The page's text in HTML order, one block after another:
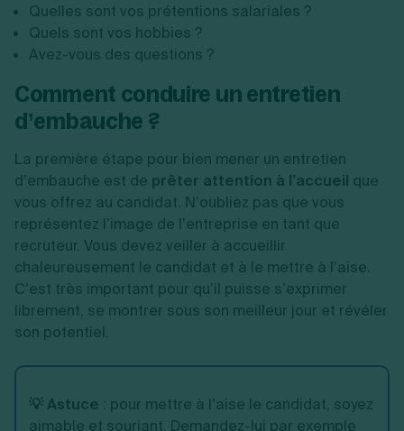
Quelles sont vos prétentions salariales ?
Quels sont vos hobbies ?
Avez-vous des questions ?
Comment conduire un entretien
d’embauche ?
La première étape pour bien mener un entretien
d’embauche est de prêter attention à l’accueil que
vous offrez au candidat. N’oubliez pas que vous
représentez l’image de l’entreprise en tant que
recruteur. Vous devez veiller à accueillir
chaleureusement le candidat et à le mettre à l’aise.
C’est très important pour qu’il puisse s’exprimer
librement, se montrer sous son meilleur jour et révéler
son potentiel.
💡 Astuce : pour mettre à l’aise le candidat, soyez
aimable et souriant. Demandez-lui par exemple